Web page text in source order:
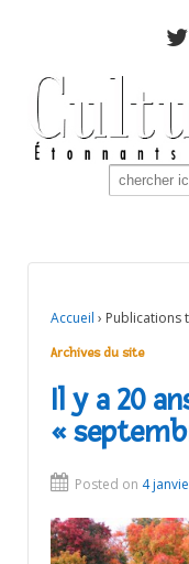
Search
for:
Accueil › Publications
Archives du site
Il y a 20
«
Posted on 4